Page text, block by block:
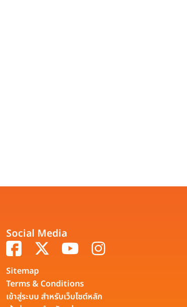
Social Media
Sitemap
Terms & Conditions
เข้าสู่ระบบ สำหรับเว็บไซต์หลัก